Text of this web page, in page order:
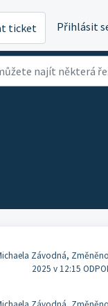
ticket Přihlásit
Závodná,
2025 v 12:15